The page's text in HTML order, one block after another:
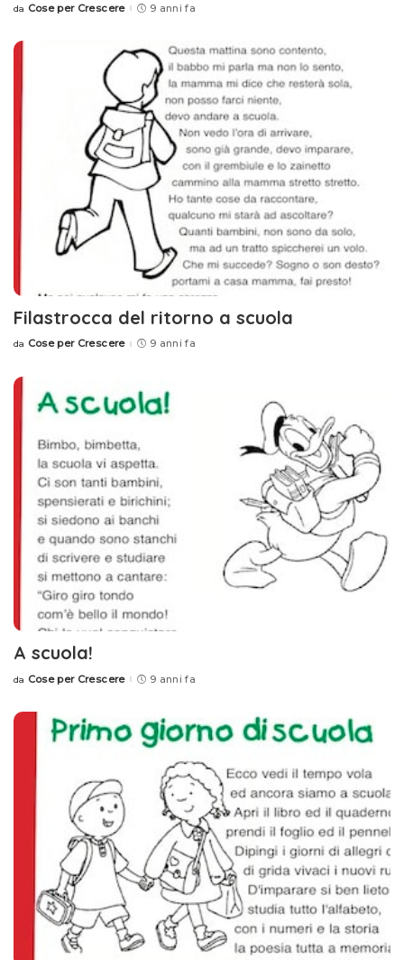
Posted
da Cose per Crescere 9 anni fa
Filastrocca del ritorno a scuola
Posted
da Cose per Crescere 9 anni fa
A scuola!
Posted
da Cose per Crescere 9 anni fa